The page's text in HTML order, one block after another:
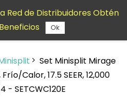
Set Minisplit Mirage
Calor, 17.5 SEER, 12,000
- SETCWC120E
Red de Distribuidores Obtén
Ok